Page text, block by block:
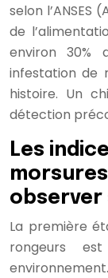
selon
de
environ 30%
infestation de
histoire. Un
détection
Les
observer
La première
rongeurs